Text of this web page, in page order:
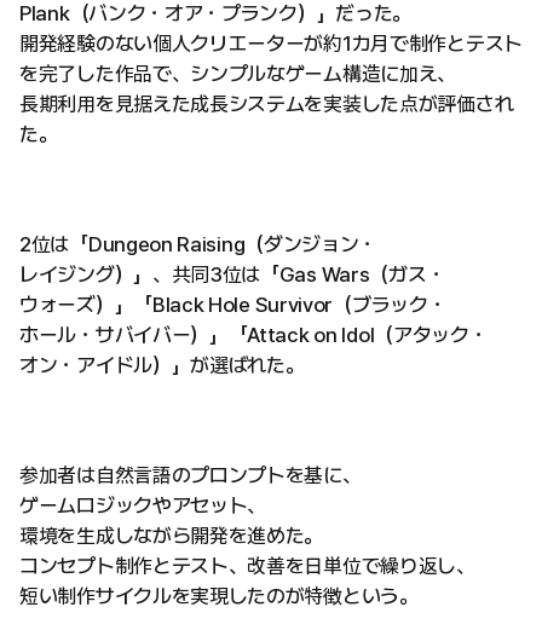
Plank（バンク・オア・プランク）」だった。
開発経験のない個人クリエーターが約1カ月で制作とテスト
を完了した作品で、シンプルなゲーム構造に加え、
長期利用を見据えた成長システムを実装した点が評価され
た。
2位は「Dungeon Raising（ダンジョン・
レイジング）」、共同3位は「Gas Wars（ガス・
ウォーズ）」「Black Hole Survivor（ブラック・
ホール・サバイバー）」「Attack on Idol（アタック・
オン・アイドル）」が選ばれた。
参加者は自然言語のプロンプトを基に、
ゲームロジックやアセット、
環境を生成しながら開発を進めた。
コンセプト制作とテスト、改善を日単位で繰り返し、
短い制作サイクルを実現したのが特徴という。